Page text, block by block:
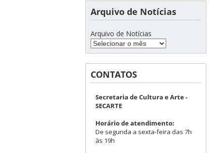
Arquivo de Notícias
Arquivo de Notícias
CONTATOS
Secretaria de Cultura e Arte -
SECARTE
Horário de atendimento:
De segunda a sexta-feira das 7h
às 19h